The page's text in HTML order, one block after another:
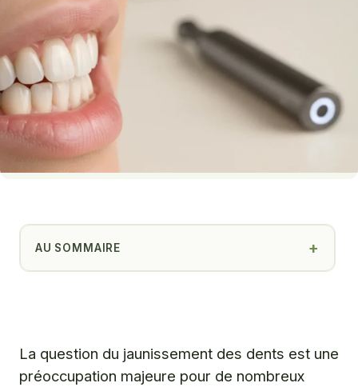
AU SOMMAIRE
la réalité scientifique ?
En tant que vapoteur, comment garder des dents
La question du jaunissement des dents est une
préoccupation majeure pour de nombreux